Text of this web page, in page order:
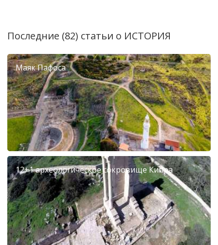
Последние (82) статьи о ИСТОРИЯ
Маяк Пафоса
12+1 археологическое сокровище Кипра